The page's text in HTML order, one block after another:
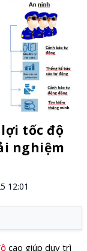
tốc độ
nghiệm
12:01
cao giúp duy trì